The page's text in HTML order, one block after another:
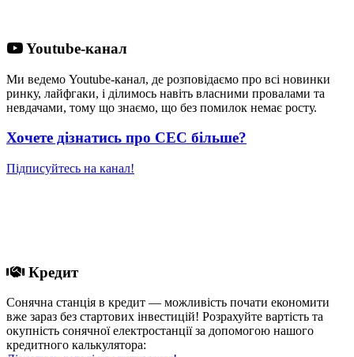
Youtube-канал
Ми ведемо Youtube-канал, де розповідаємо про всі новинки
ринку, лайфгаки, і ділимось навіть власними провалами та
невдачами, тому що знаємо, що без помилок немає росту.
Хочете дізнатись про СЕС більше?
Підписуйтесь на канал!
Кредит
Сонячна станція в кредит — можливість почати економити
вже зараз без стартових інвестицій! Розрахуйте вартість та
окупність сонячної електростанції за допомогою нашого
кредитного калькулятора: